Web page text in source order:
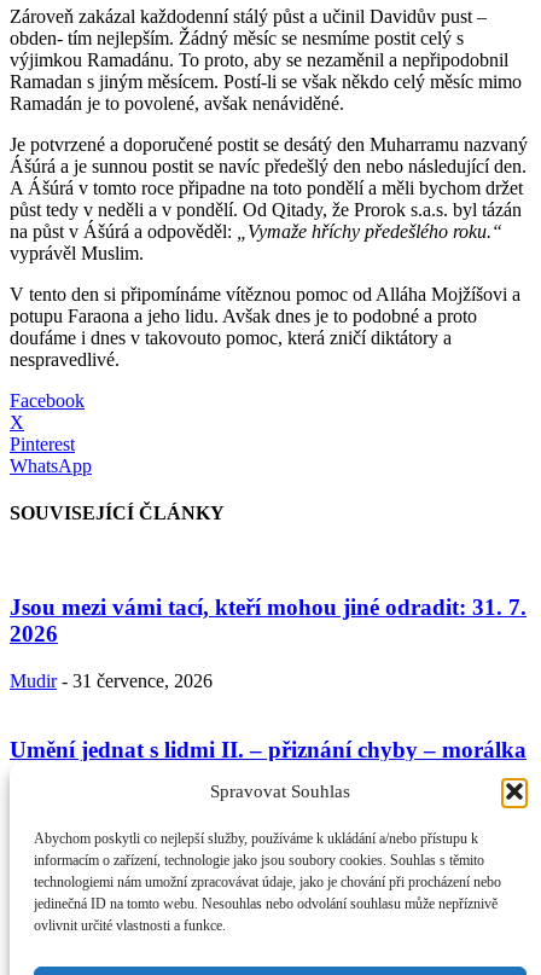
Spravovat Souhlas
Abychom poskytli co nejlepší služby, používáme k ukládání a/nebo přístupu k
informacím o zařízení, technologie jako jsou soubory cookies. Souhlas s těmito
technologiemi nám umožní zpracovávat údaje, jako je chování při procházení nebo
jedinečná ID na tomto webu. Nesouhlas nebo odvolání souhlasu může nepříznivě
ovlivnit určité vlastnosti a funkce.
Zároveň zakázal každodenní stálý půst a učinil Davidův pust –
obden- tím nejlepším. Žádný měsíc se nesmíme postit celý s
výjimkou Ramadánu. To proto, aby se nezaměnil a nepřipodobnil
Ramadan s jiným měsícem. Postí-li se však někdo celý měsíc mimo
Ramadán je to povolené, avšak nenáviděné.
Je potvrzené a doporučené postit se desátý den Muharramu nazvaný
Ášúrá a je sunnou postit se navíc předešlý den nebo následující den.
A Ášúrá v tomto roce připadne na toto pondělí a měli bychom držet
půst tedy v neděli a v pondělí. Od Qitady, že Prorok s.a.s. byl tázán
na půst v Ášúrá a odpověděl:
„Vymaže hříchy předešlého roku.“
vyprávěl Muslim.
V tento den si připomínáme vítěznou pomoc od Alláha Mojžíšovi a
potupu Faraona a jeho lidu. Avšak dnes je to podobné a proto
doufáme i dnes v takovouto pomoc, která zničí diktátory a
nespravedlivé.
Facebook
X
Pinterest
WhatsApp
SOUVISEJÍCÍ ČLÁNKY
Jsou mezi vámi tací, kteří mohou jiné odradit: 31. 7.
2026
Mudir - 31 července, 2026
Umění jednat s lidmi II. – přiznání chyby – morálka
Umění jednání s lidmi podle Koránu a sunny: 17. 7.
2026
Mudir - 17 července, 2026